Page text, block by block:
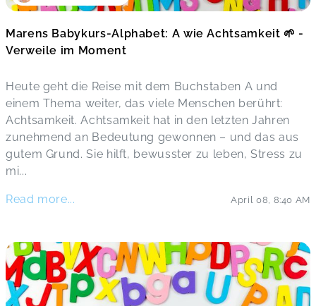
Marens Babykurs-Alphabet: A wie Achtsamkeit 🌱 -
Verweile im Moment
Heute geht die Reise mit dem Buchstaben A und
einem Thema weiter, das viele Menschen berührt:
Achtsamkeit. Achtsamkeit hat in den letzten Jahren
zunehmend an Bedeutung gewonnen – und das aus
gutem Grund. Sie hilft, bewusster zu leben, Stress zu
mi...
Read more... April 08 8:40 AM